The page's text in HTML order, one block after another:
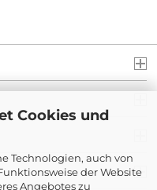
Cookies und
Technologien, auch von
der Website
Angebotes zu